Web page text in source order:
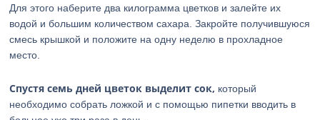
Для этого наберите два килограмма цветков и залейте их
водой и большим количеством сахара. Закройте получившуюся
смесь крышкой и положите на одну неделю в прохладное
место.
Спустя семь дней цветок выделит сок, который
необходимо собрать ложкой и с помощью пипетки вводить в